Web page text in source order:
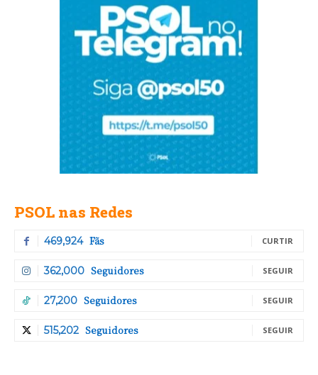
PSOL nas Redes
469,924 Fãs CURTIR
362,000 Seguidores SEGUIR
27,200 Seguidores SEGUIR
515,202 Seguidores SEGUIR